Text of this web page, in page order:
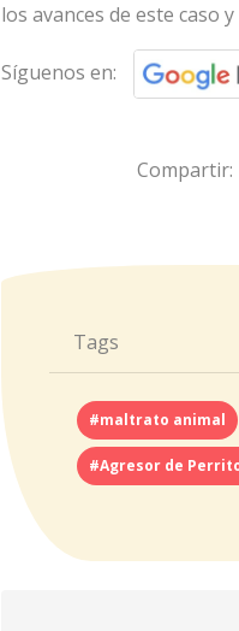
los avances de este caso
Síguenos en:
Compartir:
Tags
#maltrato animal
#Agresor de